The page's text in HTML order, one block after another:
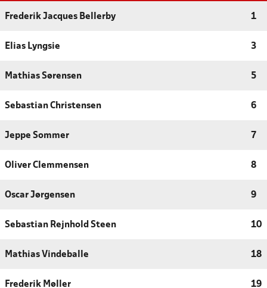
Frederik Jacques Bellerby 1
Elias Lyngsie 3
Mathias Sørensen 5
Sebastian Christensen 6
Jeppe Sommer 7
Oliver Clemmensen 8
Oscar Jørgensen 9
Sebastian Rejnhold Steen 10
Mathias Vindeballe 18
Frederik Møller 19